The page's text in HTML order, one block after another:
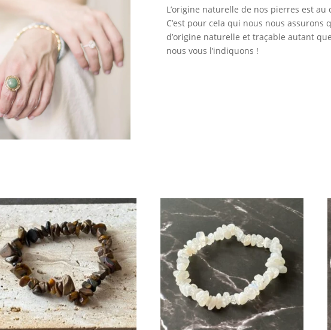
L’origine naturelle de nos pierres est
C’est pour cela qui nous nous
d’origine naturelle et traçable autant
nous vous l’indiquons !